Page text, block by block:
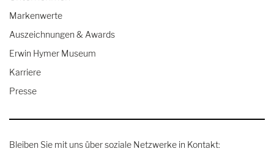
Markenwerte
Auszeichnungen & Awards
Erwin Hymer Museum
Karriere
Presse
Bleiben Sie mit uns über soziale Netzwerke in Kontakt: